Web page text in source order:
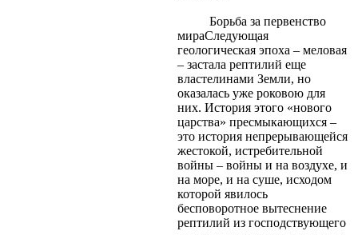
Борьба за первенство
мираСледующая
геологическая эпоха – меловая
– застала рептилий еще
властелинами Земли, но
оказалась уже роковою для
них. История этого «нового
царства» пресмыкающихся –
это история непрерывающейся
жестокой, истребительной
войны – войны и на воздухе, и
на море, и на суше, исходом
которой явилось
бесповоротное вытеснение
рептилий из господствующего